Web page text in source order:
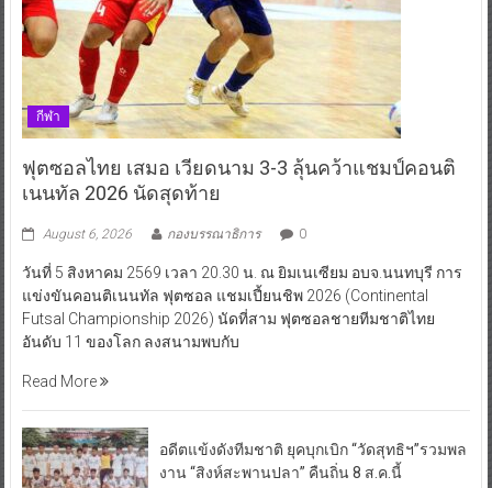
กีฬา
ฟุตซอลไทย เสมอ เวียดนาม 3-3 ลุ้นคว้าแชมป์คอนติ
เนนทัล 2026 นัดสุดท้าย
August 6, 2026 กองบรรณาธิการ 0
วันที่ 5 สิงหาคม 2569 เวลา 20.30 น. ณ ยิมเนเซียม อบจ.นนทบุรี การ
แข่งขันคอนติเนนทัล ฟุตซอล แชมเปี้ยนชิพ 2026 (Continental
Futsal Championship 2026) นัดที่สาม ฟุตซอลชายทีมชาติไทย
อันดับ 11 ของโลก ลงสนามพบกับ
Read More
อดีตแข้งดังทีมชาติ ยุคบุกเบิก “วัดสุทธิฯ”รวมพล
งาน “สิงห์สะพานปลา” คืนถิ่น 8 ส.ค.นี้